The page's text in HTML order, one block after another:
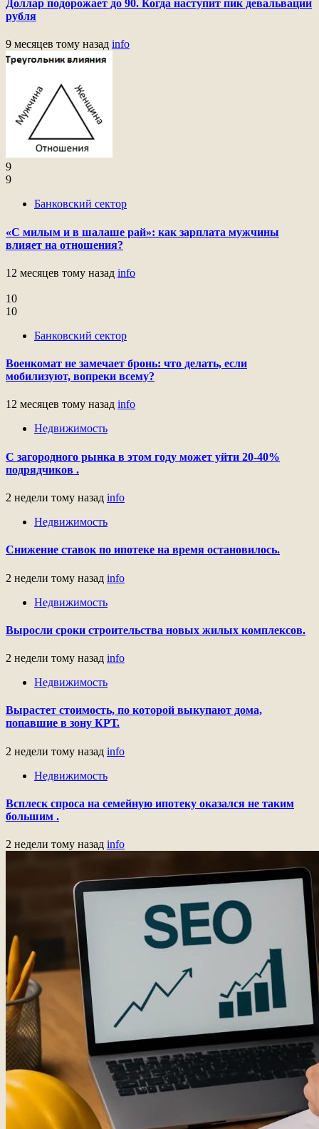
Доллар подорожает до 90. Когда наступит пик девальвации
рубля
9 месяцев тому назад info
9
9
Банковский сектор
«С милым и в шалаше рай»: как зарплата мужчины
влияет на отношения?
12 месяцев тому назад info
10
10
Банковский сектор
Военкомат не замечает бронь: что делать, если
мобилизуют, вопреки всему?
12 месяцев тому назад info
Недвижимость
С загородного рынка в этом году может уйти 20-40%
подрядчиков .
2 недели тому назад info
Недвижимость
Снижение ставок по ипотеке на время остановилось.
2 недели тому назад info
Недвижимость
Выросли сроки строительства новых жилых комплексов.
2 недели тому назад info
Недвижимость
Вырастет стоимость, по которой выкупают дома,
попавшие в зону КРТ.
2 недели тому назад info
Недвижимость
Всплеск спроса на семейную ипотеку оказался не таким
большим .
2 недели тому назад info